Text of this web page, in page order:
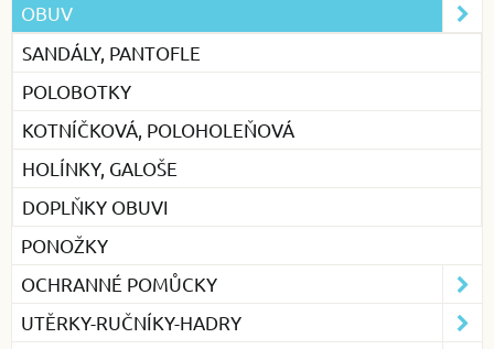
OBUV
SANDÁLY, PANTOFLE
POLOBOTKY
KOTNÍČKOVÁ, POLOHOLEŇOVÁ
HOLÍNKY, GALOŠE
DOPLŇKY OBUVI
PONOŽKY
OCHRANNÉ POMŮCKY
UTĚRKY-RUČNÍKY-HADRY